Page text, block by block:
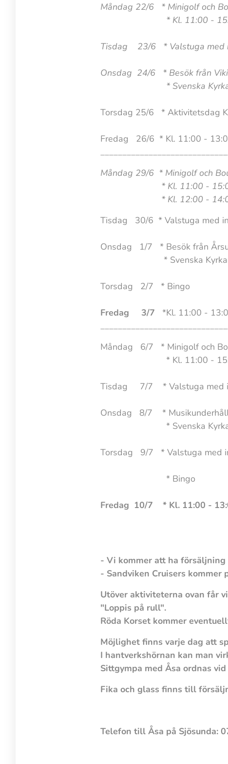
Måndag 22/6 * Minigolf och
* Kl. 11:00 - 15:00
Tisdag 23/6 * Valstuga med
Onsdag 24/6 * Besök från
* Svenska Kyrkan
Torsdag 25/6 * Aktivitetsdag
Fredag 26/6 * Kl. 11:00 -
Måndag 29/6 * Minigolf och
* Kl. 11:00 - 15:00
* Kl. 12:00 - 14:00
Tisdag 30/6 * Valstuga med
Onsdag 1/7 * Besök från
* Svenska Kyrkan
Torsdag 2/7 * Bingo
Fredag 3/7 *Kl. 11:00 -
Måndag 6/7 * Minigolf och
* Kl. 11:00 - 15:00 HRF
Tisdag 7/7 * Valstuga med
Onsdag 8/7 *
* Svenska Kyrkan
Torsdag 9/7 * Valstuga med
* Bingo
Fredag 10/7 * Kl. 11:00 -
- Vi kommer att ha
- Sandviken Cruisers
Utöver aktiviteterna ovan får
"Loppis på rull".
Röda Korset kommer
Möjlighet finns varje dag att
I hantverkshörnan kan man
Sittgympa med Åsa ordnas
Fika och glass finns till
Telefon till Åsa på